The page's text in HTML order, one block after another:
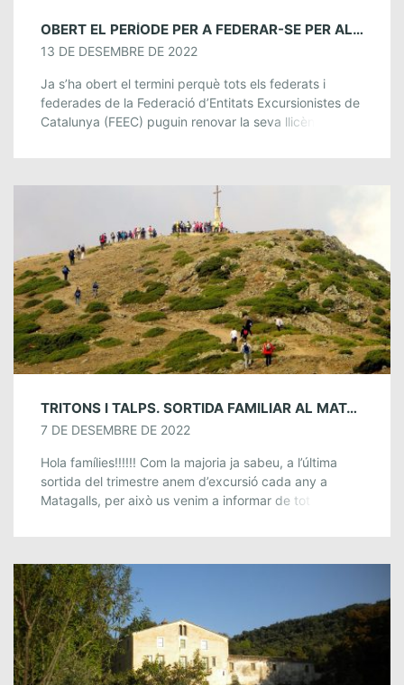
OBERT EL PERÍODE PER A FEDERAR-SE PER AL 2023
13 DE DESEMBRE DE 2022
Ja s’ha obert el termini perquè tots els federats i
federades de la Federació d’Entitats Excursionistes de
Catalunya (FEEC) puguin renovar la seva llicència
TRITONS I TALPS. SORTIDA FAMILIAR AL MATAGALLS. 18 DE DESEMBRE.
7 DE DESEMBRE DE 2022
Hola famílies!!!!!! Com la majoria ja sabeu, a l’última
sortida del trimestre anem d’excursió cada any a
Matagalls, per això us venim a informar de tot el que